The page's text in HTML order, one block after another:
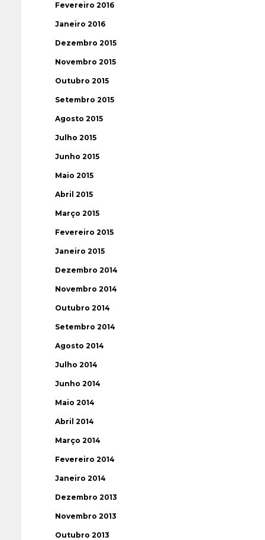
Fevereiro 2016
Janeiro 2016
Dezembro 2015
Novembro 2015
Outubro 2015
Setembro 2015
Agosto 2015
Julho 2015
Junho 2015
Maio 2015
Abril 2015
Março 2015
Fevereiro 2015
Janeiro 2015
Dezembro 2014
Novembro 2014
Outubro 2014
Setembro 2014
Agosto 2014
Julho 2014
Junho 2014
Maio 2014
Abril 2014
Março 2014
Fevereiro 2014
Janeiro 2014
Dezembro 2013
Novembro 2013
Outubro 2013